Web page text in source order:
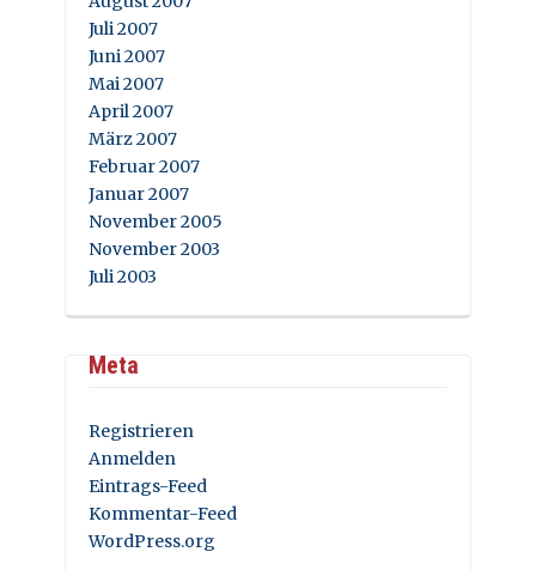
Juli 2007
Juni 2007
Mai 2007
April 2007
März 2007
Februar 2007
Januar 2007
November 2005
November 2003
Juli 2003
Meta
Registrieren
Anmelden
Eintrags-Feed
Kommentar-Feed
WordPress.org